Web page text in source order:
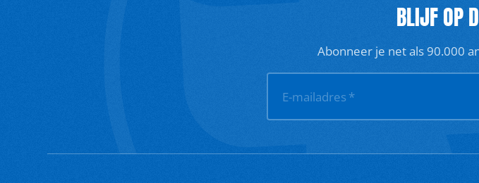
BLIJF OP
Abonneer je net als 90.000
E-mailadres *